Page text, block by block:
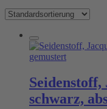
schwarz,